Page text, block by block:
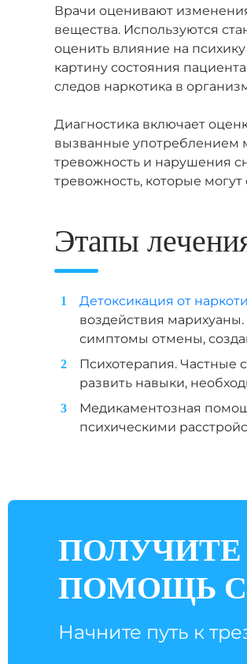
Вызов нарколога на дом
Стоимость услуги
5 500₽
Врачи оценивают
вещества. Используются
оценить влияние на
картину состояния
следов наркотика в
Диагностика включает
вызванные употреблением
тревожность и нарушения
тревожность, которые
Этапы
Детоксикация от
воздействия
симптомы отмены,
Психотерапия. Частные
развить навыки,
Медикаментозная
психическими
ПОМОЩЬ
Начните путь к